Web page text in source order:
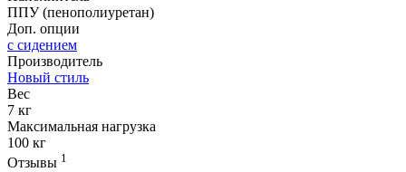
ППУ (пенополиуретан)
Доп. опции
с сидением
Производитель
Новый стиль
Вес
7 кг
Максимальная нагрузка
100 кг
Отзывы 1